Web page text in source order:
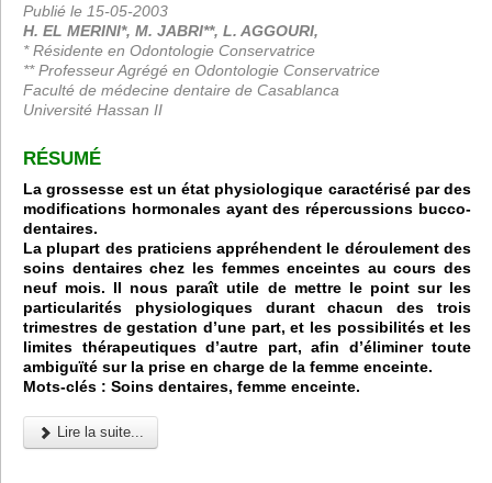
Publié le 15-05-2003
H. EL MERINI*, M. JABRI**, L. AGGOURI,
* Résidente en Odontologie Conservatrice
** Professeur Agrégé en Odontologie Conservatrice
Faculté de médecine dentaire de Casablanca
Université Hassan II
RÉSUMÉ
La grossesse est un état physiologique caractérisé par des
modifications hormonales ayant des répercussions bucco-
dentaires.
La plupart des praticiens appréhendent le déroulement des
soins dentaires chez les femmes enceintes au cours des
neuf mois. Il nous paraît utile de mettre le point sur les
particularités physiologiques durant chacun des trois
trimestres de gestation d’une part, et les possibilités et les
limites thérapeutiques d’autre part, afin d’éliminer toute
ambiguïté sur la prise en charge de la femme enceinte.
Mots-clés : Soins dentaires, femme enceinte.
Lire la suite...